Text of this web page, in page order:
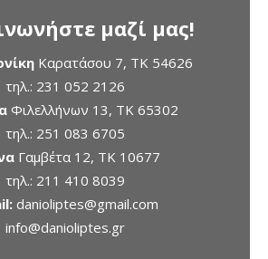
μαζί μας!
Καρατάσου 7, TK 54626
τηλ.: 231 052 2126
Φιλελλήνων 13, ΤΚ 65302
τηλ.: 251 083 6705
Γαμβέτα 12, ΤΚ 10677
τηλ.: 211 410 8039
danioliptes@gmail.com
info@danioliptes.gr